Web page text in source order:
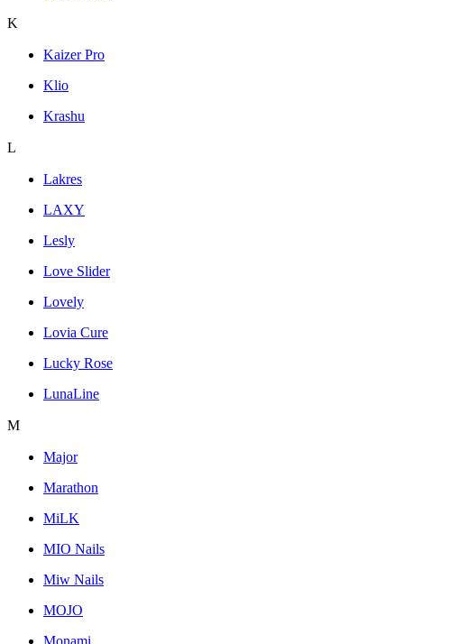
K
Kaizer Pro
Klio
Krashu
L
Lakres
LAXY
Lesly
Love Slider
Lovely
Lovia Cure
Lucky Rose
LunaLine
M
Major
Marathon
MiLK
MIO Nails
Miw Nails
MOJO
Monami